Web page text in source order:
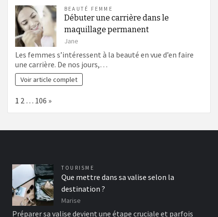
BEAUTÉ FEMME
Débuter une carrière dans le
maquillage permanent
Jane
Les femmes s’intéressent à la beauté en vue d’en faire
une carrière. De nos jours,…
Voir article complet
Page:
1 2 … 106 Next
»
TOURISME
Que mettre dans sa valise selon la
destination ?
Marise
Préparer sa valise devient une étape cruciale et parfois